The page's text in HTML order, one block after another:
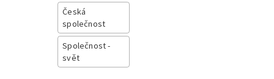
Česká
společnost
Společnost -
svět